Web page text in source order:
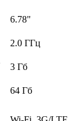
6.78"
2.0 ГГц
3 Гб
64 Гб